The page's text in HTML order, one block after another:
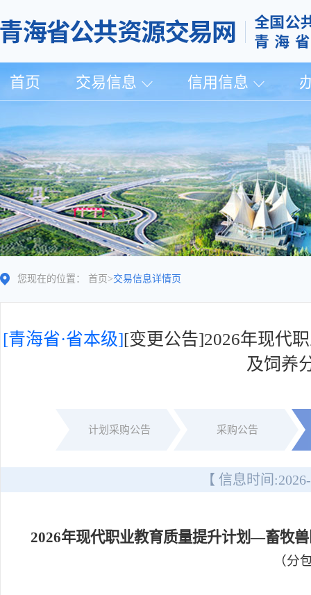
首页 交易信息 信用信息
您现在的位置： 首页 >交易信息详情页
[青海省·省本级][变更公告]2026年现代
及饲养
计划采购公告 采购公告
【 信息时间:
2026年现代职业教育质量提升计划—畜牧
（分